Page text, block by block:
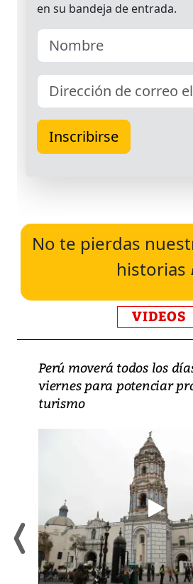
No te pierdas
historias
VIDEOS
Perú moverá todos los
viernes para potenciar
turismo